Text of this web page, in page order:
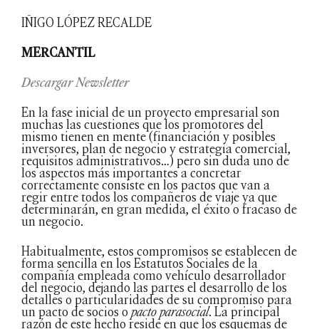
IÑIGO LÓPEZ RECALDE
MERCANTIL
Descargar Newsletter
En la fase inicial de un proyecto empresarial son
muchas las cuestiones que los promotores del
mismo tienen en mente (financiación y posibles
inversores, plan de negocio y estrategia comercial,
requisitos administrativos…) pero sin duda uno de
los aspectos más importantes a concretar
correctamente consiste en los pactos que van a
regir entre todos los compañeros de viaje ya que
determinarán, en gran medida, el éxito o fracaso de
un negocio.
Habitualmente, estos compromisos se establecen de
forma sencilla en los Estatutos Sociales de la
compañía empleada como vehículo desarrollador
del negocio, dejando las partes el desarrollo de los
detalles o particularidades de su compromiso para
un pacto de socios opacto parasocial. La principal
razón de este hecho reside en que los esquemas de